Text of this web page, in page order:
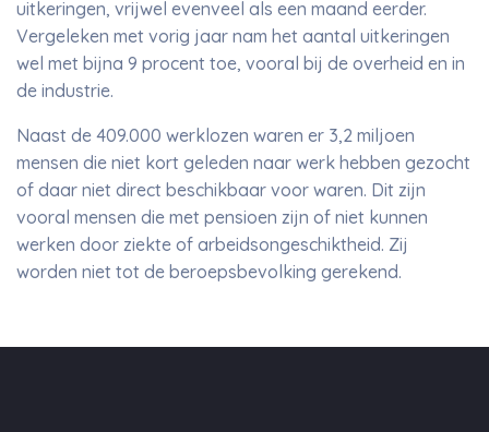
uitkeringen, vrijwel evenveel als een maand eerder.
Vergeleken met vorig jaar nam het aantal uitkeringen
wel met bijna 9 procent toe, vooral bij de overheid en in
de industrie.
Naast de 409.000 werklozen waren er 3,2 miljoen
mensen die niet kort geleden naar werk hebben gezocht
of daar niet direct beschikbaar voor waren. Dit zijn
vooral mensen die met pensioen zijn of niet kunnen
werken door ziekte of arbeidsongeschiktheid. Zij
worden niet tot de beroepsbevolking gerekend.